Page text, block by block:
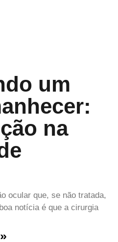
um
na
ocular que, se não tratada,
notícia é que a cirurgia